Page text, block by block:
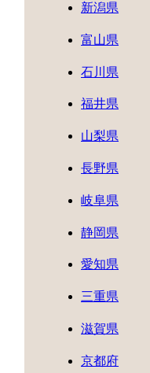
新潟県
富山県
石川県
福井県
山梨県
長野県
岐阜県
静岡県
愛知県
三重県
滋賀県
京都府